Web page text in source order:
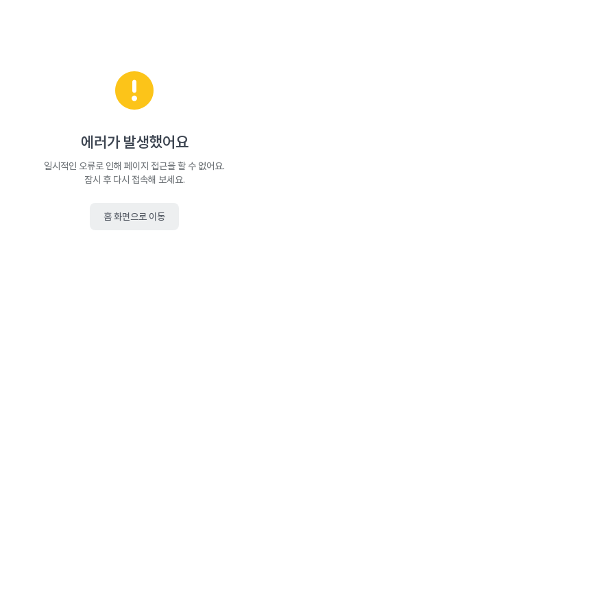
에러가 발생했어요
일시적인 오류로 인해 페이지 접근을 할 수 없어요.
잠시 후 다시 접속해 보세요.
홈 화면으로 이동